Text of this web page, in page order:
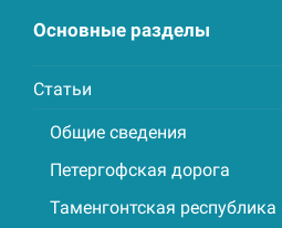
Основные разделы
Статьи
Общие сведения
Петергофская дорога
Таменгонтская республика